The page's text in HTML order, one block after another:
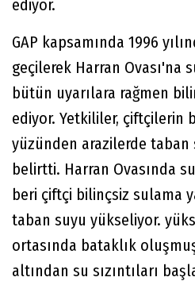
ediyor.
GAP kapsamında 1996
geçilerek Harran Ovası'na
bütün uyarılara rağmen
ediyor. Yetkililer, çiftçilerin
yüzünden arazilerde
belirtti. Harran Ovasında
beri çiftçi bilinçsiz sulama
taban suyu yükseliyor.
ortasında bataklık
altından su sızıntıları